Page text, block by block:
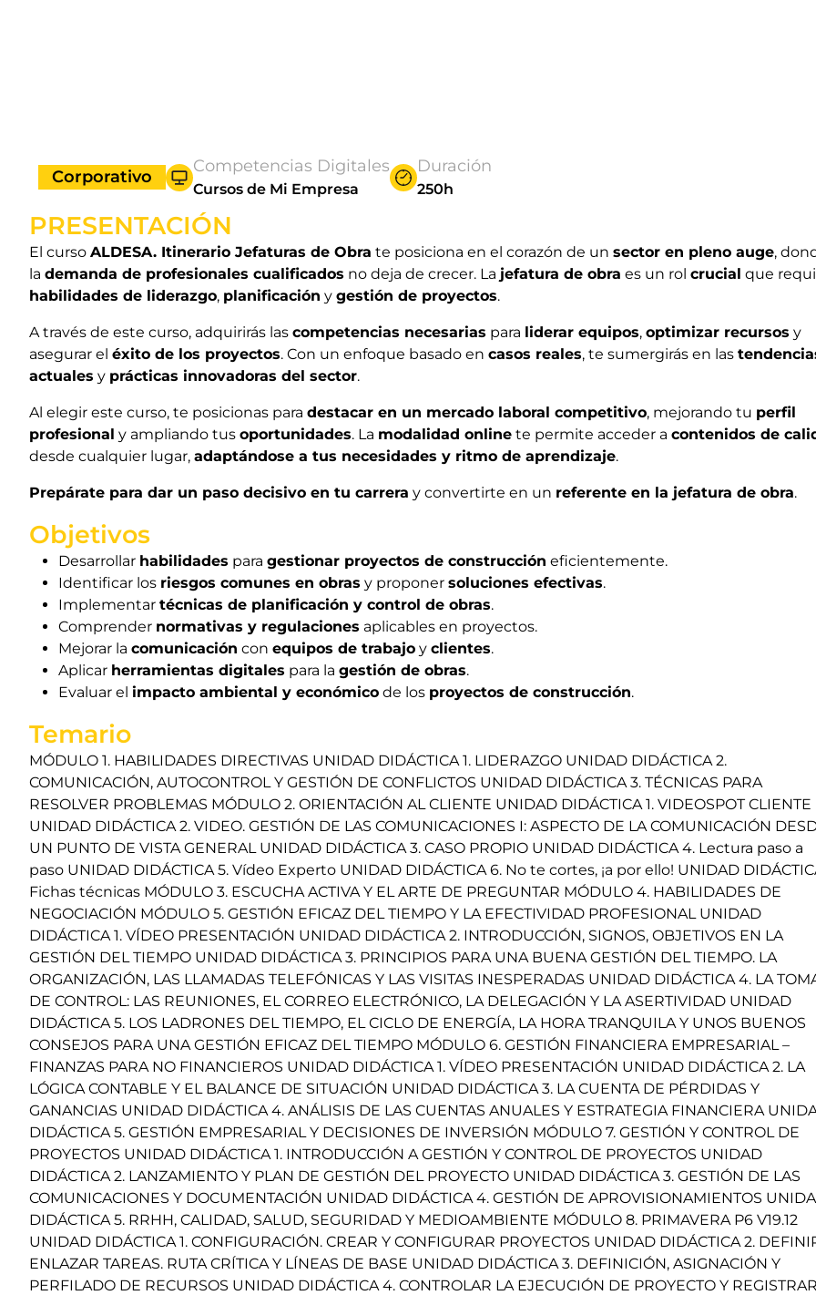
Corporativo
Competencias Digitales
Cursos de Mi Empresa
Duración
250h
PRESENTACIÓN
El curso ALDESA. Itinerario Jefaturas de Obra te posiciona en el corazón de un sector en pleno auge,
la demanda de profesionales cualificados no deja de crecer. La jefatura de obra es un rol crucial que
habilidades de liderazgo, planificación y gestión de proyectos.
A través de este curso, adquirirás las competencias necesarias para liderar equipos, optimizar recursos y
asegurar el éxito de los proyectos. Con un enfoque basado en casos reales, te sumergirás en las
actuales y prácticas innovadoras del sector.
Al elegir este curso, te posicionas para destacar en un mercado laboral competitivo, mejorando tu perfil
profesional y ampliando tus oportunidades. La modalidad online te permite acceder a contenidos de
desde cualquier lugar, adaptándose a tus necesidades y ritmo de aprendizaje.
Prepárate para dar un paso decisivo en tu carrera y convertirte en un referente en la jefatura de obra.
Objetivos
Desarrollar habilidades para gestionar proyectos de construcción eficientemente.
Identificar los riesgos comunes en obras y proponer soluciones efectivas.
Implementar técnicas de planificación y control de obras.
Comprender normativas y regulaciones aplicables en proyectos.
Mejorar la comunicación con equipos de trabajo y clientes.
Aplicar herramientas digitales para la gestión de obras.
Evaluar el impacto ambiental y económico de los proyectos de construcción.
Temario
MÓDULO 1. HABILIDADES DIRECTIVAS UNIDAD DIDÁCTICA 1. LIDERAZGO UNIDAD DIDÁCTICA 2.
COMUNICACIÓN, AUTOCONTROL Y GESTIÓN DE CONFLICTOS UNIDAD DIDÁCTICA 3. TÉCNICAS PARA
RESOLVER PROBLEMAS MÓDULO 2. ORIENTACIÓN AL CLIENTE UNIDAD DIDÁCTICA 1. VIDEOSPOT CLIENTE
UNIDAD DIDÁCTICA 2. VIDEO. GESTIÓN DE LAS COMUNICACIONES I: ASPECTO DE LA COMUNICACIÓN
UN PUNTO DE VISTA GENERAL UNIDAD DIDÁCTICA 3. CASO PROPIO UNIDAD DIDÁCTICA 4. Lectura paso a
paso UNIDAD DIDÁCTICA 5. Vídeo Experto UNIDAD DIDÁCTICA 6. No te cortes, ¡a por ello! UNIDAD
Fichas técnicas MÓDULO 3. ESCUCHA ACTIVA Y EL ARTE DE PREGUNTAR MÓDULO 4. HABILIDADES DE
NEGOCIACIÓN MÓDULO 5. GESTIÓN EFICAZ DEL TIEMPO Y LA EFECTIVIDAD PROFESIONAL UNIDAD
DIDÁCTICA 1. VÍDEO PRESENTACIÓN UNIDAD DIDÁCTICA 2. INTRODUCCIÓN, SIGNOS, OBJETIVOS EN LA
GESTIÓN DEL TIEMPO UNIDAD DIDÁCTICA 3. PRINCIPIOS PARA UNA BUENA GESTIÓN DEL TIEMPO. LA
ORGANIZACIÓN, LAS LLAMADAS TELEFÓNICAS Y LAS VISITAS INESPERADAS UNIDAD DIDÁCTICA 4. LA
DE CONTROL: LAS REUNIONES, EL CORREO ELECTRÓNICO, LA DELEGACIÓN Y LA ASERTIVIDAD UNIDAD
DIDÁCTICA 5. LOS LADRONES DEL TIEMPO, EL CICLO DE ENERGÍA, LA HORA TRANQUILA Y UNOS BUENOS
CONSEJOS PARA UNA GESTIÓN EFICAZ DEL TIEMPO MÓDULO 6. GESTIÓN FINANCIERA EMPRESARIAL –
FINANZAS PARA NO FINANCIEROS UNIDAD DIDÁCTICA 1. VÍDEO PRESENTACIÓN UNIDAD DIDÁCTICA 2. LA
LÓGICA CONTABLE Y EL BALANCE DE SITUACIÓN UNIDAD DIDÁCTICA 3. LA CUENTA DE PÉRDIDAS Y
GANANCIAS UNIDAD DIDÁCTICA 4. ANÁLISIS DE LAS CUENTAS ANUALES Y ESTRATEGIA FINANCIERA
DIDÁCTICA 5. GESTIÓN EMPRESARIAL Y DECISIONES DE INVERSIÓN MÓDULO 7. GESTIÓN Y CONTROL DE
PROYECTOS UNIDAD DIDÁCTICA 1. INTRODUCCIÓN A GESTIÓN Y CONTROL DE PROYECTOS UNIDAD
DIDÁCTICA 2. LANZAMIENTO Y PLAN DE GESTIÓN DEL PROYECTO UNIDAD DIDÁCTICA 3. GESTIÓN DE LAS
COMUNICACIONES Y DOCUMENTACIÓN UNIDAD DIDÁCTICA 4. GESTIÓN DE APROVISIONAMIENTOS
DIDÁCTICA 5. RRHH, CALIDAD, SALUD, SEGURIDAD Y MEDIOAMBIENTE MÓDULO 8. PRIMAVERA P6 V19.12
UNIDAD DIDÁCTICA 1. CONFIGURACIÓN. CREAR Y CONFIGURAR PROYECTOS UNIDAD DIDÁCTICA 2.
ENLAZAR TAREAS. RUTA CRÍTICA Y LÍNEAS DE BASE UNIDAD DIDÁCTICA 3. DEFINICIÓN, ASIGNACIÓN Y
PERFILADO DE RECURSOS UNIDAD DIDÁCTICA 4. CONTROLAR LA EJECUCIÓN DE PROYECTO Y